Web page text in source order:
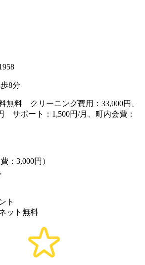
8分
無料 クリーニング費用：33,000円、
サポート：1,500円/月、町内会費：
：3,000円）
ト
ット無料